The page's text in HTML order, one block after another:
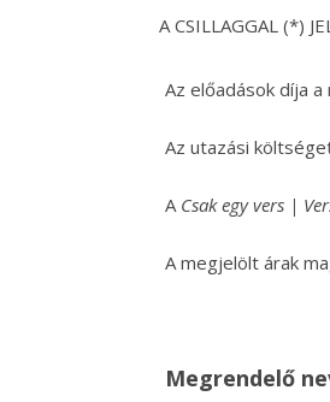
A CSILLAGGAL (*)
Az előadások díja
Az utazási
A Csak egy vers |
A megjelölt árak
Megrendelő